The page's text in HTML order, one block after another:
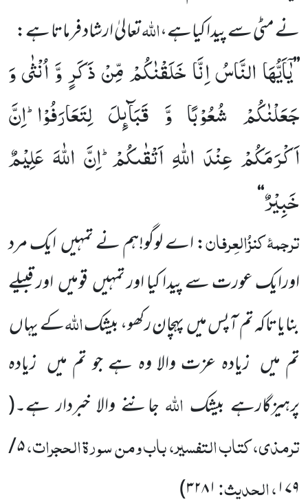
نے مٹی سے پیدا کیاہے،اللہتعالیٰ ارشاد فرماتا ہے:
’’یٰۤاَیُّهَا النَّاسُ اِنَّا خَلَقْنٰكُمْ مِّنْ ذَكَرٍ وَّ اُنْثٰى وَ
جَعَلْنٰكُمْ شُعُوْبًا وَّ قَبَآىٕلَ لِتَعَارَفُوْاؕ-اِنَّ
اَكْرَمَكُمْ عِنْدَ اللّٰهِ اَتْقٰىكُمْؕ-اِنَّ اللّٰهَ عَلِیْمٌ
خَبِیْرٌ‘‘
ترجمۂکنزُالعِرفان: اے لوگو!ہم نے تمہیںایک مرد
اورایک عورت سے پیدا کیا اور تمہیںقومیںاور قبیلے
بنایاتاکہ تمآپس میںپہچان رکھو، بیشکاللہکے یہاں
تم میں زیادہعزت والا وہ ہے جو تم میں زیادہ
پرہیزگارہے بیشک اللہ جاننے والا خبردار ہے۔(
ترمذی، کتاب التفسیر، باب ومن سورۃ الحجرات،۵/
۱۷۹، الحدیث:۳۲۸۱)